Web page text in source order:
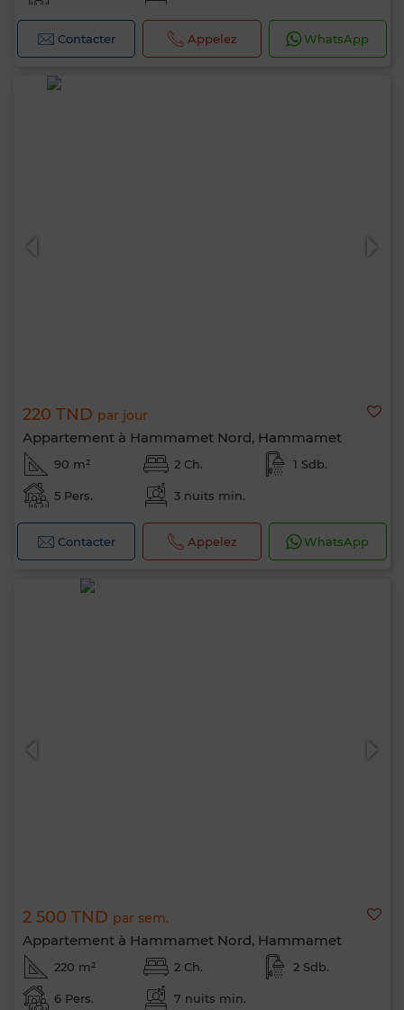
Contacter Appelez WhatsApp
220 TND par jour
Appartement à Hammamet Nord, Hammamet
90 m² 2 Ch. 1 Sdb.
5 Pers. 3 nuits min.
Contacter Appelez WhatsApp
2 500 TND par sem.
Appartement à Hammamet Nord, Hammamet
220 m² 2 Ch. 2 Sdb.
6 Pers. 7 nuits min.